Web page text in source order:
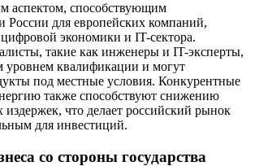
аспектом, способствующим
России для европейских компаний,
цифровой экономики и IT-сектора.
такие как инженеры и IT-эксперты,
уровнем квалификации и могут
под местные условия. Конкурентные
также способствуют снижению
издержек, что делает российский рынок
для инвестиций.
со стороны государства